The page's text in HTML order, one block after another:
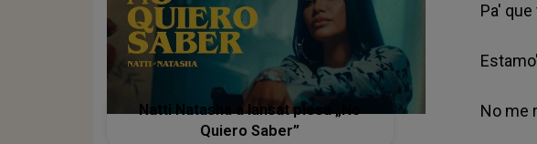
Pa'
No me
Natti Natasha a lansat piesa „No
Quiero Saber”